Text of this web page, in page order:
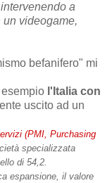
a
videogame,
befanifero" mi
esempio l'Italia con
uscito ad un
(PMI, Purchasing
specializzata
di 54,2.
espansione, il valore